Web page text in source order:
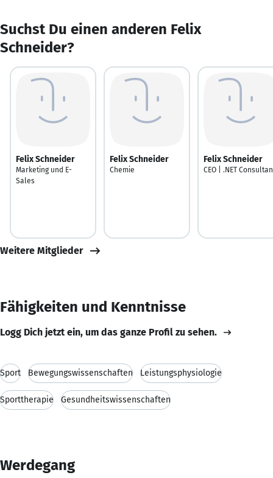
Suchst Du einen anderen Felix
Schneider?
Felix Schneider
Marketing und E-
Sales
Felix Schneider
Chemie
Felix Schneider
CEO | .NET
Weitere Mitglieder
Fähigkeiten und Kenntnisse
Logg Dich jetzt ein, um das ganze Profil zu sehen.
Sport Bewegungswissenschaften Leistungsphysiologie
Sporttherapie Gesundheitswissenschaften
Werdegang